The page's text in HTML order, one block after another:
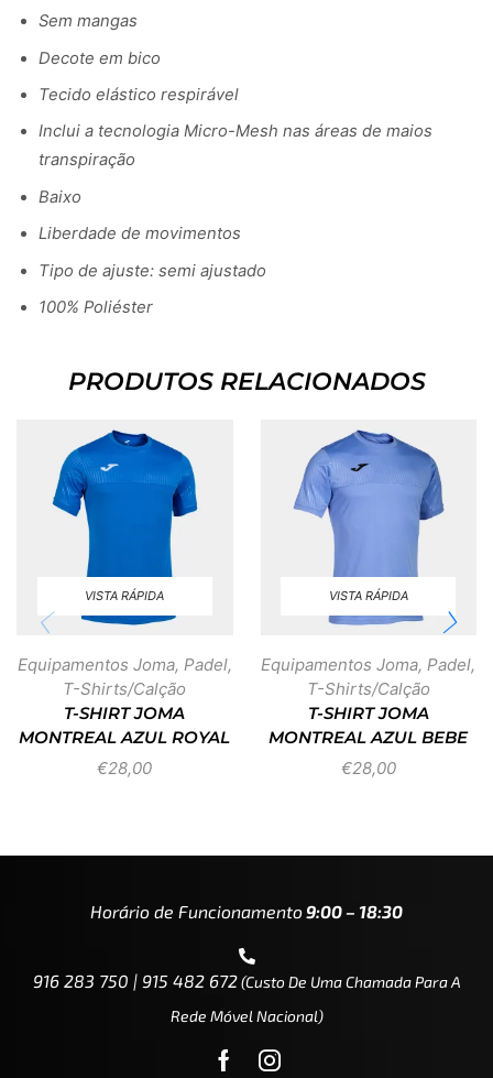
Sem mangas
Decote em bico
Tecido elástico respirável
Inclui a tecnologia Micro-Mesh nas áreas de maios
transpiração
Baixo
Liberdade de movimentos
Tipo de ajuste: semi ajustado
100% Poliéster
PRODUTOS RELACIONADOS
VISTA RÁPIDA
Equipamentos Joma, Padel,
T-Shirts/Calção
T-SHIRT JOMA
MONTREAL AZUL ROYAL
€28,00
VISTA RÁPIDA
Equipamentos Joma,Padel,
T-Shirts/Calção
T-SHIRT JOMA
MONTREAL AZUL BEBE
€28,00
Horário de Funcionamento9:00 – 18:30
916 283 750 | 915 482 672(custo De Uma Chamada Para A
Rede Móvel Nacional)